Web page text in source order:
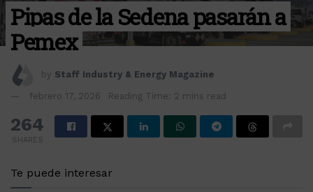
Pipas de la Sedena pasarán a
Pemex
by Staff Industry & Energy Magazine
febrero 17, 2026 Reading Time: 2 mins read
264
SHARES
Te puede interesar